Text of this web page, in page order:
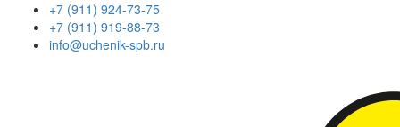
+7 (911) 924-73-75
+7 (911) 919-88-73
info@uchenik-spb.ru